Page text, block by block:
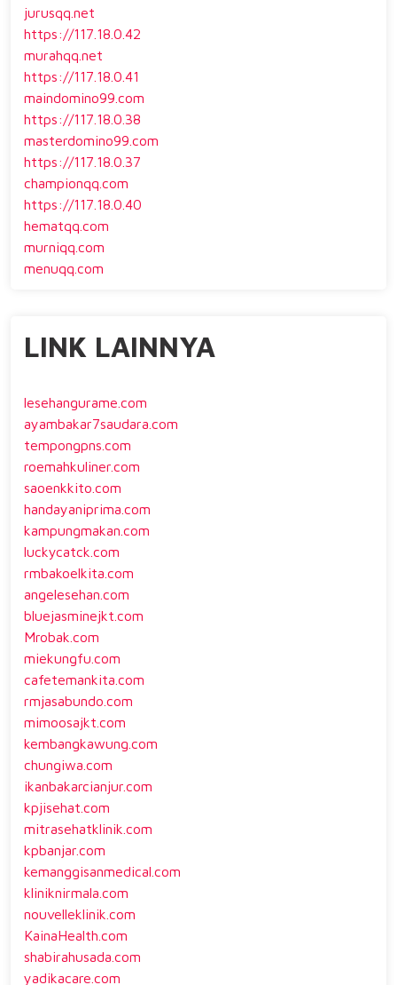
jurusqq.net
https://117.18.0.42
murahqq.net
https://117.18.0.41
maindomino99.com
https://117.18.0.38
masterdomino99.com
https://117.18.0.37
championqq.com
https://117.18.0.40
hematqq.com
murniqq.com
menuqq.com
LINK LAINNYA
lesehangurame.com
ayambakar7saudara.com
tempongpns.com
roemahkuliner.com
saoenkkito.com
handayaniprima.com
kampungmakan.com
luckycatck.com
rmbakoelkita.com
angelesehan.com
bluejasminejkt.com
Mrobak.com
miekungfu.com
cafetemankita.com
rmjasabundo.com
mimoosajkt.com
kembangkawung.com
chungiwa.com
ikanbakarcianjur.com
kpjisehat.com
mitrasehatklinik.com
kpbanjar.com
kemanggisanmedical.com
kliniknirmala.com
nouvelleklinik.com
KainaHealth.com
shabirahusada.com
yadikacare.com